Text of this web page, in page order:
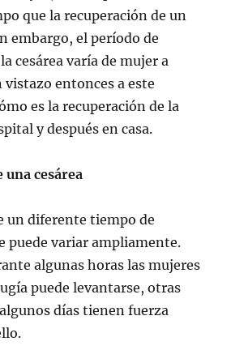
que la recuperación de un
embargo, el período de
cesárea varía de mujer a
vistazo entonces a este
es la recuperación de la
y después en casa.
una cesárea
un diferente tiempo de
puede variar ampliamente.
algunas horas las mujeres
puede levantarse, otras
días tienen fuerza